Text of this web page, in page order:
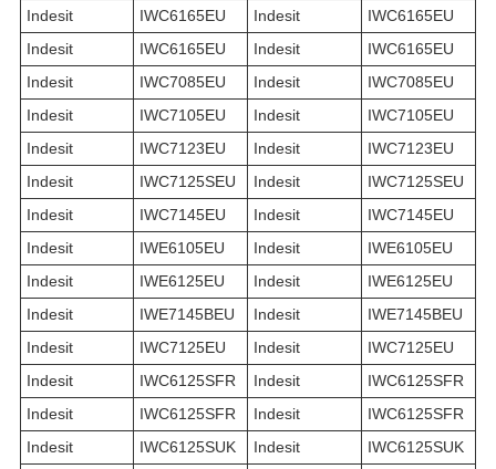
Indesit
IWC6165EU Indesit
IWC6165EU
Indesit
IWC6165EU Indesit
IWC6165EU
Indesit
IWC7085EU Indesit
IWC7085EU
Indesit
IWC7105EU Indesit
IWC7105EU
Indesit
IWC7123EU Indesit
IWC7123EU
Indesit
IWC7125SEU Indesit
IWC7125SEU
Indesit
IWC7145EU Indesit
IWC7145EU
Indesit
IWE6105EU Indesit
IWE6105EU
Indesit
IWE6125EU Indesit
IWE6125EU
Indesit
IWE7145BEU Indesit
IWE7145BEU
Indesit
IWC7125EU Indesit
IWC7125EU
Indesit
IWC6125SFR Indesit
IWC6125SFR
Indesit
IWC6125SFR Indesit
IWC6125SFR
Indesit
IWC6125SUK Indesit
IWC6125SUK